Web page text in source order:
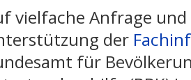
vielfache Anfrage
der
für